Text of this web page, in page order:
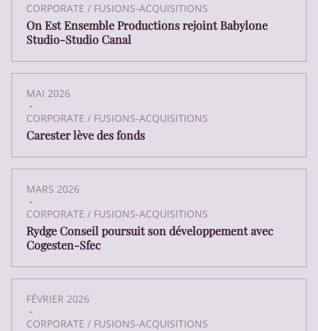
CORPORATE / FUSIONS-ACQUISITIONS
On Est Ensemble Productions rejoint Babylone
Studio-Studio Canal
MAI 2026
-
CORPORATE / FUSIONS-ACQUISITIONS
Carester lève des fonds
MARS 2026
-
CORPORATE / FUSIONS-ACQUISITIONS
Rydge Conseil poursuit son développement avec
Cogesten-Sfec
FÉVRIER 2026
-
CORPORATE / FUSIONS-ACQUISITIONS